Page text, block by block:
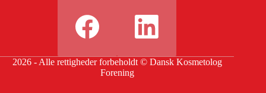
2026 - Alle rettigheder forbeholdt © Dansk Kosmetolog
Forening